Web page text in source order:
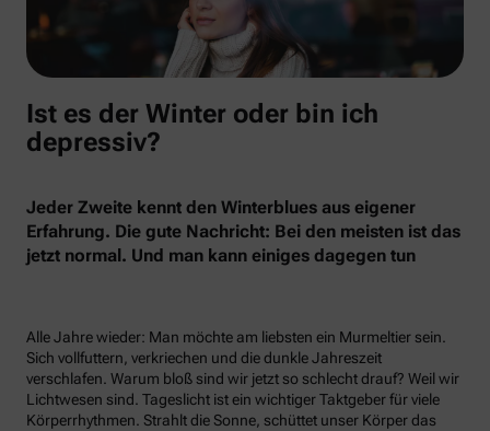
Ist es der Winter oder bin ich
depressiv?
Jeder Zweite kennt den Winterblues aus eigener
Erfahrung. Die gute Nachricht: Bei den meisten ist das
jetzt normal. Und man kann einiges dagegen tun
Alle Jahre wieder: Man möchte am liebsten ein Murmeltier sein.
Sich vollfuttern, verkriechen und die dunkle Jahreszeit
verschlafen. Warum bloß sind wir jetzt so schlecht drauf? Weil wir
Lichtwesen sind. Tageslicht ist ein wichtiger Taktgeber für viele
Körperrhythmen. Strahlt die Sonne, schüttet unser Körper das